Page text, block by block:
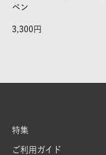
ペン
3,300
特集
ご利用ガイド